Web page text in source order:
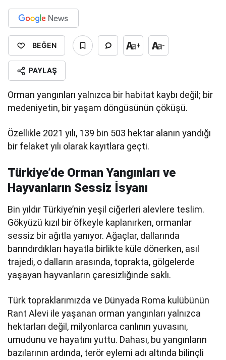
BEĞEN + -
PAYLAŞ
Orman yangınları yalnızca bir habitat kaybı değil; bir
medeniyetin, bir yaşam döngüsünün çöküşü.
Özellikle 2021 yılı, 139 bin 503 hektar alanın yandığı
bir felaket yılı olarak kayıtlara geçti.
Türkiye’de Orman Yangınları ve
Hayvanların Sessiz İsyanı
Bin yıldır Türkiye’nin yeşil ciğerleri alevlere teslim.
Gökyüzü kızıl bir öfkeyle kaplanırken, ormanlar
sessiz bir ağıtla yanıyor. Ağaçlar, dallarında
barındırdıkları hayatla birlikte küle dönerken, asıl
trajedi, o dalların arasında, toprakta, gölgelerde
yaşayan hayvanların çaresizliğinde saklı.
Türk topraklarımızda ve Dünyada Roma kulübünün
Rant Alevi ile yaşanan orman yangınları yalnızca
hektarları değil, milyonlarca canlının yuvasını,
umudunu ve hayatını yuttu. Dahası, bu yangınların
bazılarının ardında, terör eylemi adı altında bilinçli